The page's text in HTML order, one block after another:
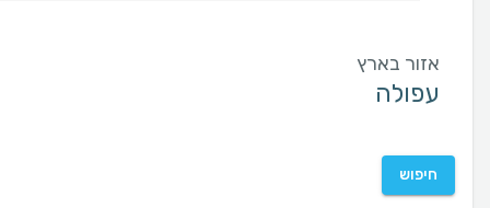
אזור בארץ
חיפוש